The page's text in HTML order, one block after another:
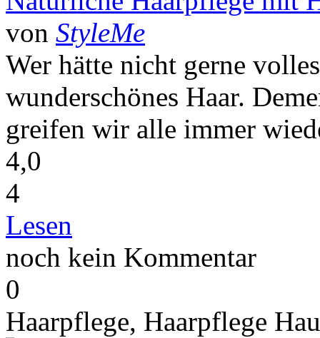
von StyleMe
Wer hätte nicht gerne
wunderschönes Haar.
greifen wir alle immer
4,0
4
Lesen
noch kein Kommentar
0
Haarpflege, Haarpflege